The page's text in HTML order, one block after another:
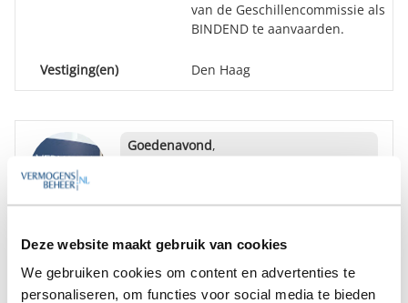
Deze website maakt gebruik van cookies
We gebruiken cookies om content en advertenties te
personaliseren, om functies voor social media te bieden
van de Geschillencommissie als
BINDEND te aanvaarden.
Vestiging(en) Den Haag
Goedenavond,
gratis beschikbaar.
Bent u hier mogelijk in geïnteresseerd?
Nee
Ja